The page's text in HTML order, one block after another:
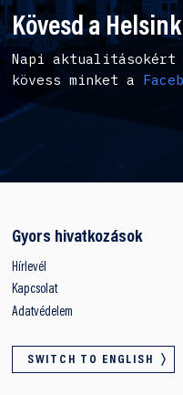
Kövesd a
Napi
kövess minket a
Gyors hivatkozások
Hírlevél
Kapcsolat
Adatvédelem
SWITCH TO ENGLISH